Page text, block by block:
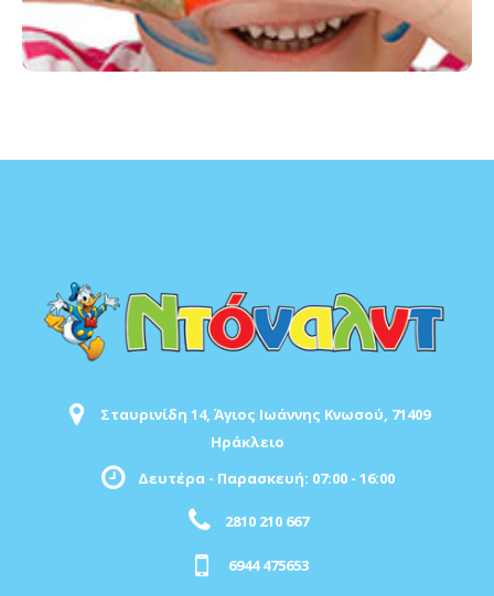
Σταυρινίδη 14, Άγιος Ιωάννης Κνωσού, 71409
Ηράκλειο
Δευτέρα - Παρασκευή: 07:00 - 16:00
2810 210 667
6944 475653